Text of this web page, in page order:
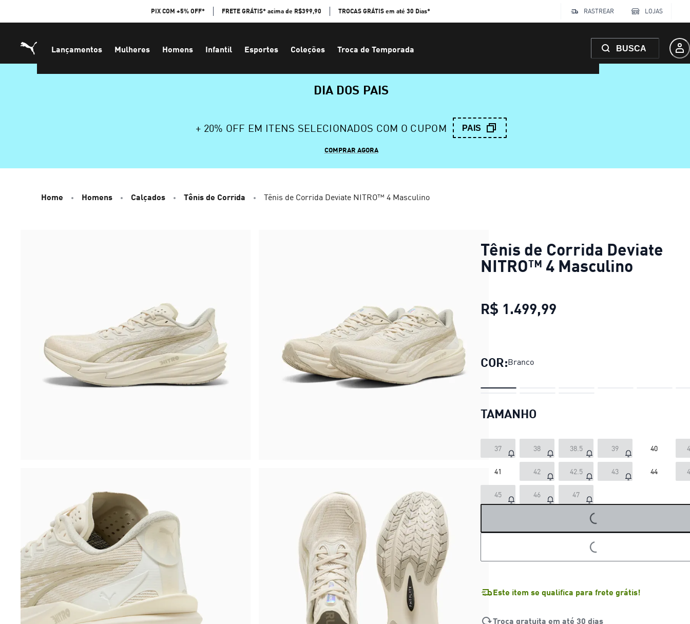
PIX COM +5% OFF* FRETE GRÁTIS* acima de R$399,90 TROCAS GRÁTIS em até 30 Dias* RASTREAR LOJAS
Lançamentos Mulheres Homens Infantil Esportes Coleções Troca de Temporada BUSCA
DIA DOS PAIS
+ 20% OFF EM ITENS SELECIONADOS COM O CUPOM PAIS
COMPRAR AGORA
Home Homens Calçados Tênis de Corrida Tênis de Corrida Deviate NITRO™ 4 Masculino
Tênis de Corrida Deviate
NITRO™ 4 Masculino
R$ 1.499,99
COR:Branco
TAMANHO
37 38 38.5 39 40
41 42 42.5 43 44
45 46 47
LOADING...
LOADING...
Este item se qualifica para frete grátis!
Troca gratuita em até 30 dias